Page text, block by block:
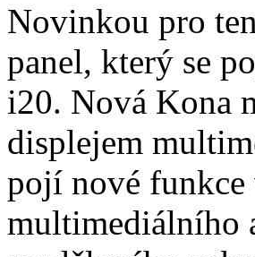
Novinkou pro
panel, který se
i20. Nová Kona
displejem
pojí nové
multimediálního